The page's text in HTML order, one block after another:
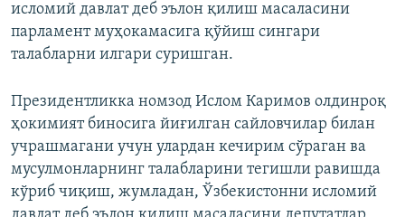
исломий давлат деб эълон қилиш масаласини
парламент муҳокамасига қўйиш сингари
талабларни илгари суришган.
Президентликка номзод Ислом Каримов олдинроқ
ҳокимият биносига йиғилган сайловчилар билан
учрашмагани учун улардан кечирим сўраган ва
мусулмонларнинг талабларини тегишли равишда
кўриб чиқиш, жумладан, Ўзбекистонни исломий